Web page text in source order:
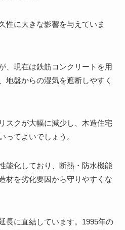
性に大きな影響を与えていま
、現在は鉄筋コンクリートを用
地盤からの湿気を遮断しやすく
スクが大幅に減少し、木造住宅
ってよいでしょう。
能化しており、断熱・防水機能
材を劣化要因から守りやすくな
長に直結しています。1995年の